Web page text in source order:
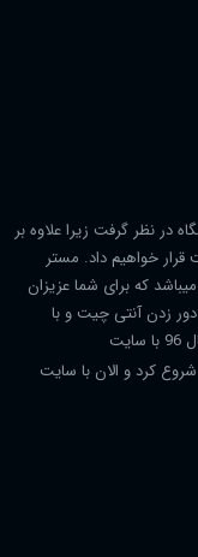
نظر گرفت زیرا علاوه بر
خواهیم داد. مستر
که برای شما عزیزان
زدن آنتی چیت و با
کرد و الان با سایت